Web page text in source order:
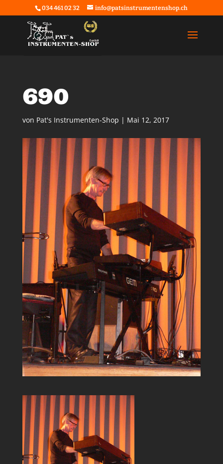
034 461 02 32 info@patsinstrumentenshop.ch
690
von Pat's Instrumenten-Shop | Mai 12, 2017